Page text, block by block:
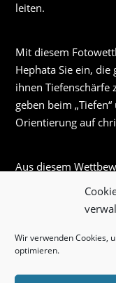
Wir verwenden Cookies,
optimieren.
leiten.
Mit diesem
Hephata Sie ein,
ihnen Tiefenschärfe
geben beim
Orientierung auf
Aus diesem
Ausstellung
Deutschen
und danach als